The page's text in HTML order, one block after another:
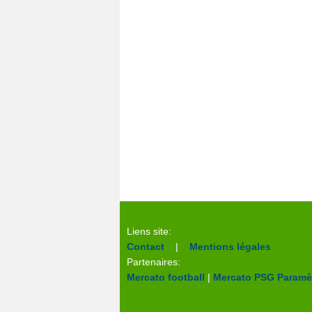
Liens site:
Contact | Mentions légales
Partenaires:
Mercato football | Mercato PSG